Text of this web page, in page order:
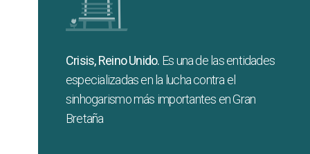
Crisis, Reino Unido. Es una de las entidades
especializadas en la lucha contra el
sinhogarismo más importantes en Gran
Bretaña
, prestando servicios directamente a
personas en situación en sinhogarismo,
investigaciones de alto impacto y con una